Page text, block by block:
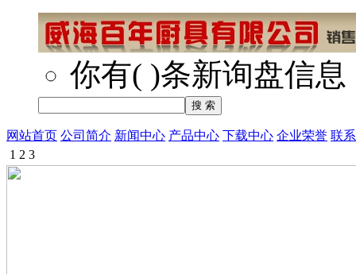
你有( )条新询盘信息
网站首页 公司简介 新闻中心 产品中心 下载中心 企业荣誉 联
1 2 3